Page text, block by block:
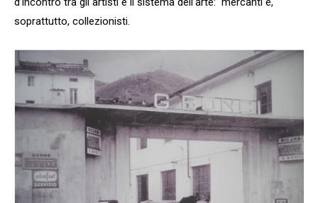
soprattutto, collezionisti.